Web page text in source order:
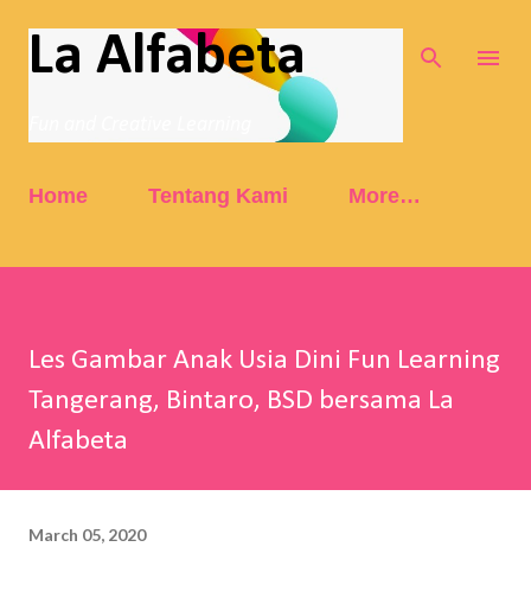
Skip to main content
La Alfabeta
Home Tentang Kami More…
Les Gambar Anak Usia Dini Fun Learning
Tangerang, Bintaro, BSD bersama La
Alfabeta
March 05, 2020